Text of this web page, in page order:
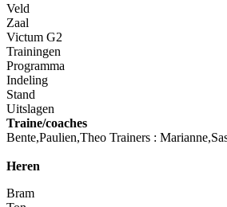
Veld
Zaal
Victum G2
Trainingen
Programma
Indeling
Stand
Uitslagen
Traine/coaches
Bente,Paulien,Theo Trainers :
Heren
Bram